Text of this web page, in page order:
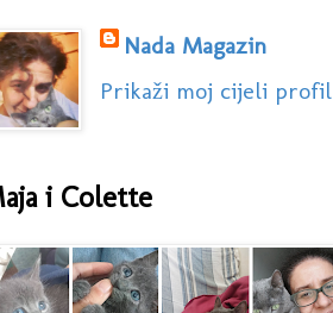
Nada Magazin
Prikaži moj cijeli profil
i Colette